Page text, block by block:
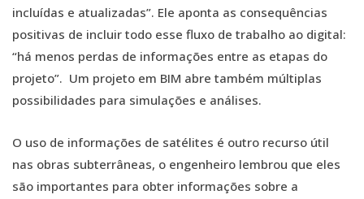
incluídas e atualizadas”. Ele aponta as consequências
positivas de incluir todo esse fluxo de trabalho ao digital:
“há menos perdas de informações entre as etapas do
projeto”. Um projeto em BIM abre também múltiplas
possibilidades para simulações e análises.
O uso de informações de satélites é outro recurso útil
nas obras subterrâneas, o engenheiro lembrou que eles
são importantes para obter informações sobre a